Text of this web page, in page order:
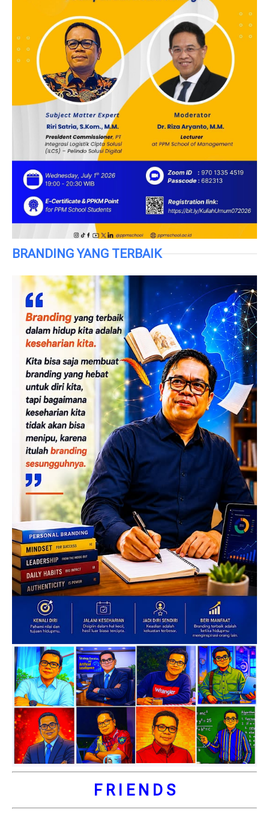
BRANDING YANG TERBAIK
F R I E N D S